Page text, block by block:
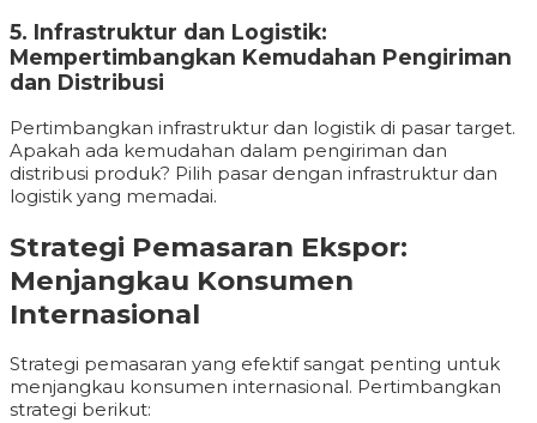
5. Infrastruktur dan Logistik:
Mempertimbangkan Kemudahan Pengiriman
dan Distribusi
Pertimbangkan infrastruktur dan logistik di pasar target.
Apakah ada kemudahan dalam pengiriman dan
distribusi produk? Pilih pasar dengan infrastruktur dan
logistik yang memadai.
Strategi Pemasaran Ekspor:
Menjangkau Konsumen
Internasional
Strategi pemasaran yang efektif sangat penting untuk
menjangkau konsumen internasional. Pertimbangkan
strategi berikut: